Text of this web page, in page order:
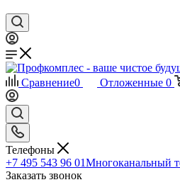
Сравнение0 Отложенные 0
Телефоны
+7 495 543 96 01Многоканальный
Заказать звонок